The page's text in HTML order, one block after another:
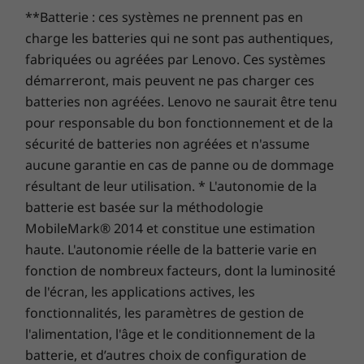
Ultraréactif, ultraproductif
Découvrez la plateforme Intel®Evo™, intégrant
les performances sans précédent des
processeurs Intel ®Core™ 11egénération et du
circuit graphique Intel®Iris®X e. Optimisé par
des technologies d’apprentissage
automatique, le Yoga Slim 7i Pro offre des
performances ultra-réactives et intuitives,
combinées aux vitesses Gigabit ultra-rapides
En option : écran tactile en verre
En option : double finition dépolie
Les caractéristiques et spécifications ci-contre ne reflètent pas forcément
les versions disponibles à la vente dans ce pays !
DDR4 (prêt pour
la technologie 32
Go uniquement)
Comparer
mémoire LPDDR5X
Acheter
Comparer
(7 500
double
Explorer tous Acheter portables et Ultrabooks
trois ans d’autonomie de batterie en achetant cette
mise à niveau avec votre appareil ou pendant la
période de garantie initiale d’un an (si votre batterie
est en bon état). Mieux encore, vous bénéficiez d’une
couverture pour un remplacement de la batterie en
cas de problème. Améliorez votre expérience avec la
possibilité de passer au service sur site, On-site
Service. Chez Lenovo, l’excellence constitue l’alliance
des performances et de la protection des portables !
**Batterie : ces systèmes ne prennent pas en
charge les batteries qui ne sont pas authentiques,
fabriquées ou agréées par Lenovo. Ces systèmes
démarreront, mais peuvent ne pas charger ces
batteries non agréées. Lenovo ne saurait être tenu
pour responsable du bon fonctionnement et de la
sécurité de batteries non agréées et n'assume
aucune garantie en cas de panne ou de dommage
résultant de leur utilisation. * L'autonomie de la
batterie est basée sur la méthodologie
MobileMark® 2014 et constitue une estimation
haute. L'autonomie réelle de la batterie varie en
fonction de nombreux facteurs, dont la luminosité
de l'écran, les applications actives, les
fonctionnalités, les paramètres de gestion de
l'alimentation, l'âge et le conditionnement de la
batterie, et d’autres choix de configuration de